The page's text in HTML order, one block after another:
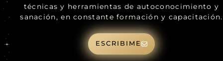
técnicas y herramientas de autoconocimiento y
sanación, en constante formación y capacitación.
ESCRIBIME